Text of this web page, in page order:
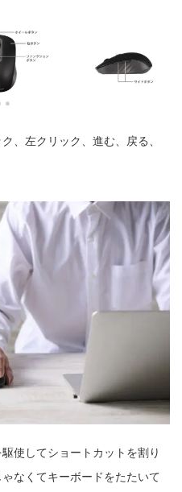
、左クリック、進む、戻る、
使してショートカットを割り
なくてキーボードをたたいて